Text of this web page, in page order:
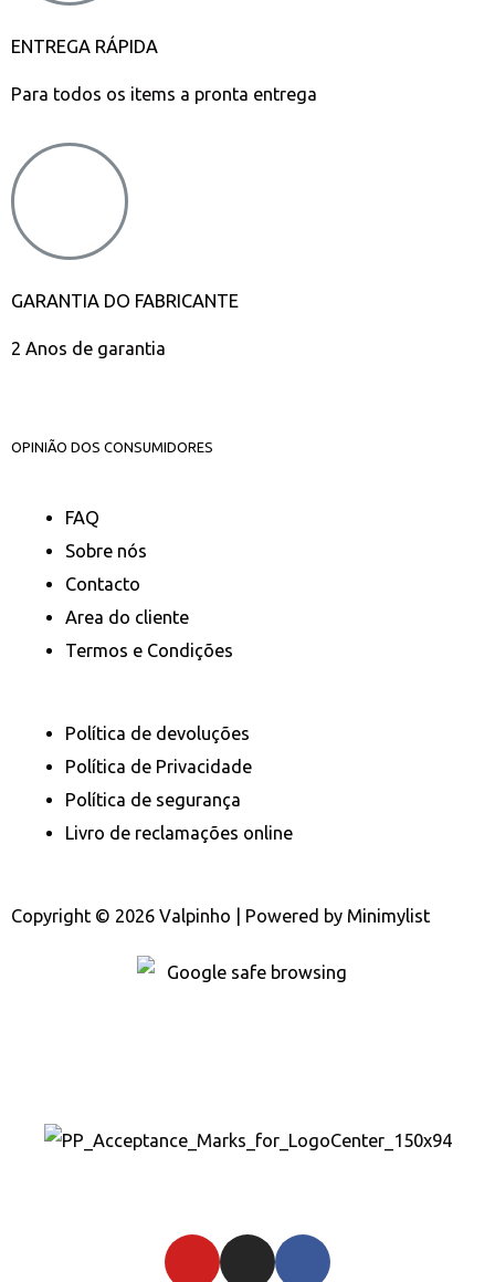
ENTREGA RÁPIDA
Para todos os items a pronta entrega
GARANTIA DO FABRICANTE
2 Anos de garantia
OPINIÃO DOS CONSUMIDORES
FAQ
Sobre nós
Contacto
Area do cliente
Termos e Condições
Política de devoluções
Política de Privacidade
Política de segurança
Livro de reclamações online
Copyright © 2026 Valpinho | Powered by Minimylist